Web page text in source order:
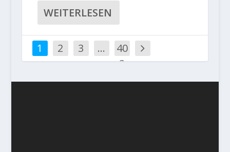
WEITERLESEN
1 2 3 …
40
2